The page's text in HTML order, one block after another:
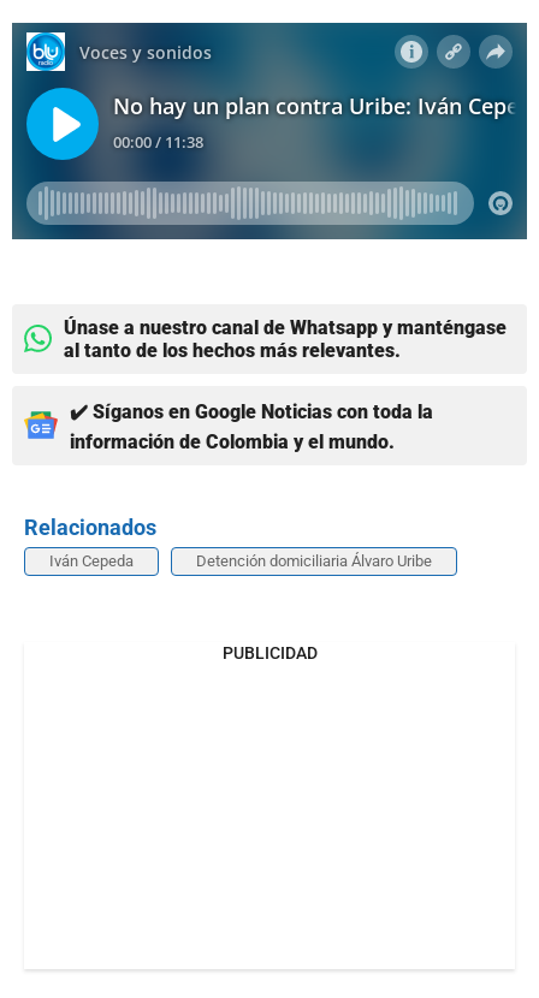
Únase a nuestro canal de Whatsapp y manténgase
al tanto de los hechos más relevantes.
✔️ Síganos en Google Noticias con toda la
información de Colombia y el mundo.
Relacionados
Iván Cepeda Detención domiciliaria Álvaro Uribe
PUBLICIDAD